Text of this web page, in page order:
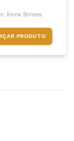
Reina Brindes
PRODUTO